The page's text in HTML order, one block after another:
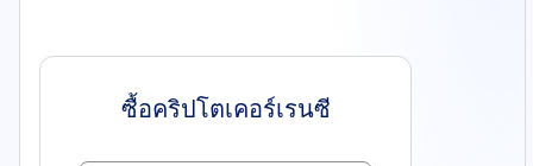
ซื้อคริปโตเคอร์เรนซี